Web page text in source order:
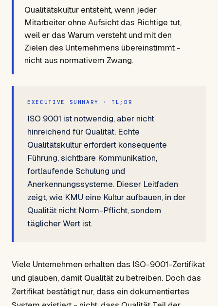
Qualitätskultur entsteht, wenn jeder
Mitarbeiter ohne Aufsicht das Richtige tut,
weil er das Warum versteht und mit den
Zielen des Unternehmens übereinstimmt -
nicht aus normativem Zwang.
EXECUTIVE SUMMARY · TL;DR
ISO 9001 ist notwendig, aber nicht
hinreichend für Qualität. Echte
Qualitätskultur erfordert konsequente
Führung, sichtbare Kommunikation,
fortlaufende Schulung und
Anerkennungssysteme. Dieser Leitfaden
zeigt, wie KMU eine Kultur aufbauen, in der
Qualität nicht Norm-Pflicht, sondern
täglicher Wert ist.
Viele Unternehmen erhalten das ISO-9001-Zertifikat
und glauben, damit Qualität zu betreiben. Doch das
Zertifikat bestätigt nur, dass ein dokumentiertes